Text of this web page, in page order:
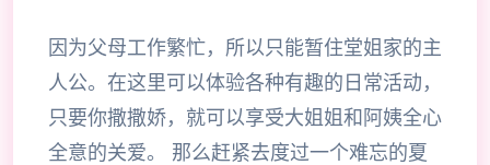
因为父母工作繁忙，所以只能暂住堂姐家的主
人公。在这里可以体验各种有趣的日常活动，
只要你撒撒娇，就可以享受大姐姐和阿姨全心
全意的关爱。 那么赶紧去度过一个难忘的夏